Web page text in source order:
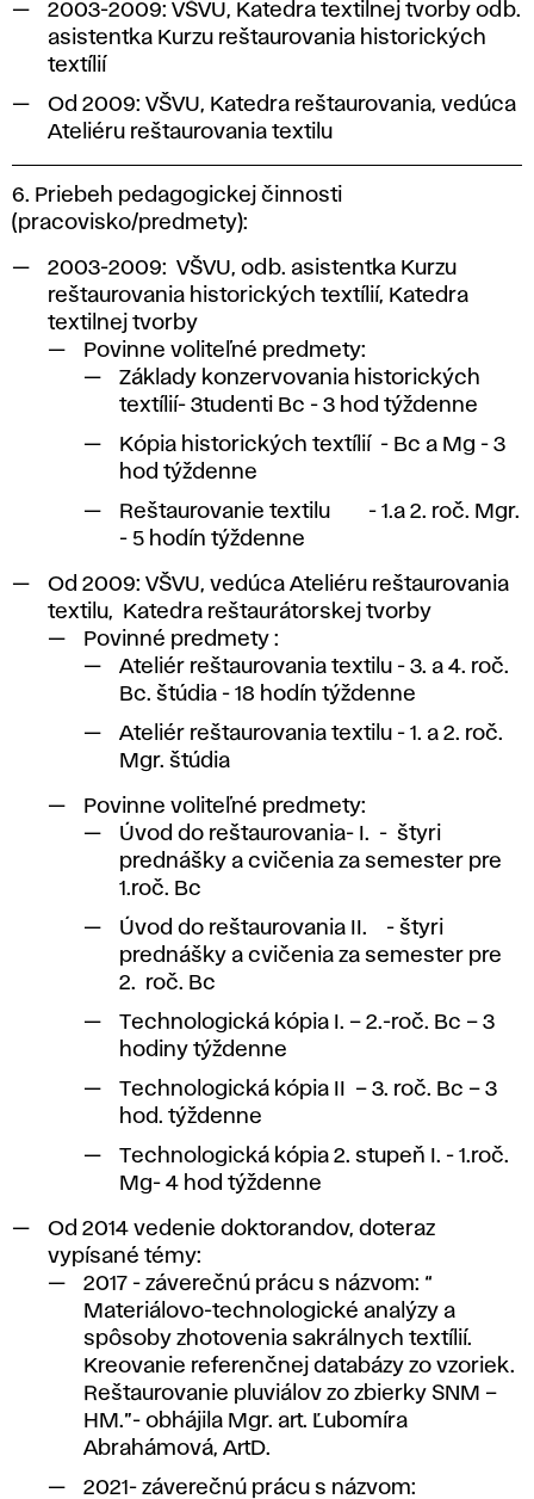
2003-2009: VŠVU, Katedra textilnej tvorby odb.
asistentka Kurzu reštaurovania historických
textílií
Od 2009: VŠVU, Katedra reštaurovania, vedúca
Ateliéru reštaurovania textilu
6. Priebeh pedagogickej činnosti
(pracovisko/predmety):
2003-2009: VŠVU, odb. asistentka Kurzu
reštaurovania historických textílií, Katedra
textilnej tvorby
Povinne voliteľné predmety:
Základy konzervovania historických
textílií- 3tudenti Bc - 3 hod týždenne
Kópia historických textílií - Bc a Mg - 3
hod týždenne
Reštaurovanie textilu - 1.a 2. roč. Mgr.
- 5 hodín týždenne
Od 2009: VŠVU, vedúca Ateliéru reštaurovania
textilu, Katedra reštaurátorskej tvorby
Povinné predmety :
Ateliér reštaurovania textilu - 3. a 4. roč.
Bc. štúdia - 18 hodín týždenne
Ateliér reštaurovania textilu - 1. a 2. roč.
Mgr. štúdia
Povinne voliteľné predmety:
Úvod do reštaurovania- I. - štyri
prednášky a cvičenia za semester pre
1.roč. Bc
Úvod do reštaurovania II. - štyri
prednášky a cvičenia za semester pre
2. roč. Bc
Technologická kópia I. – 2.-roč. Bc – 3
hodiny týždenne
Technologická kópia II – 3. roč. Bc – 3
hod. týždenne
Technologická kópia 2. stupeň I. - 1.roč.
Mg- 4 hod týždenne
Od 2014 vedenie doktorandov, doteraz
vypísané témy:
2017 - záverečnú prácu s názvom: “
Materiálovo-technologické analýzy a
spôsoby zhotovenia sakrálnych textílií.
Kreovanie referenčnej databázy zo vzoriek.
Reštaurovanie pluviálov zo zbierky SNM –
HM.”- obhájila Mgr. art. Ľubomíra
Abrahámová, ArtD.
2021- záverečnú prácu s názvom: